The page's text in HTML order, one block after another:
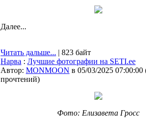
Далее...
Читать дальше... | 823 байт
Нарва : Лучшие фотографии на SETI.ee
Автор: MONMOON в 05/03/2025 07:00:00
прочтений)
Фото: Елизавета Гросс